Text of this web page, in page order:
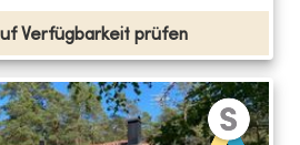
Verfügbarkeit prüfen